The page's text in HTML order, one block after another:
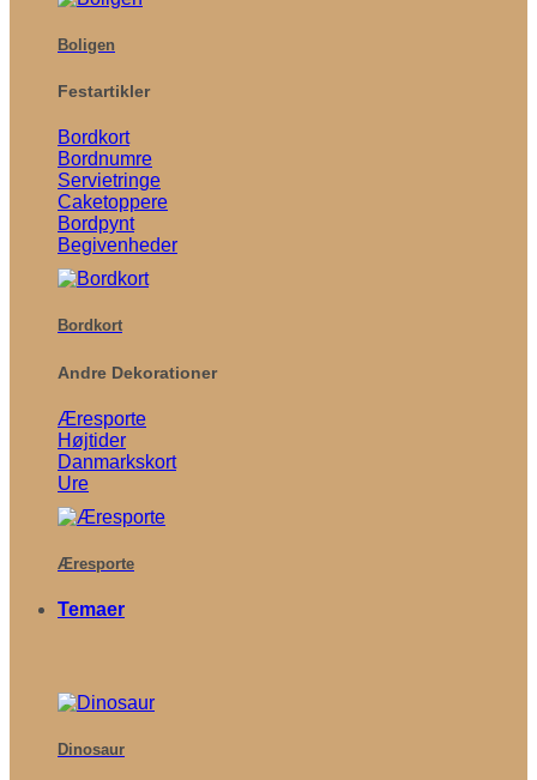
Boligen
Festartikler
Bordkort
Bordnumre
Servietringe
Caketoppere
Bordpynt
Begivenheder
Bordkort
Andre Dekorationer
Æresporte
Højtider
Danmarkskort
Ure
Æresporte
Temaer
Dinosaur